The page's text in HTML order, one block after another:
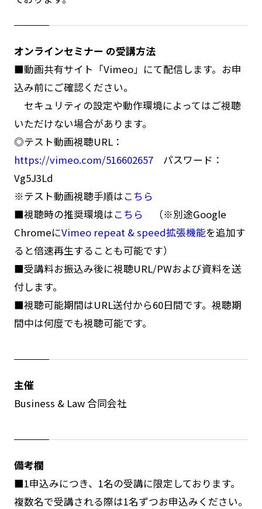
オンラインセミナー の受講方法
■動画共有サイト「Vimeo」にて配信します。お申
込み前にご確認ください。
セキュリティの設定や動作環境によってはご視聴
いただけない場合があります。
◎テスト動画視聴URL：
https://vimeo.com/516602657パスワード：
Vg5J3Ld
※テスト動画視聴手順はこちら
■視聴時の推奨環境はこちら
（※別途Google
ChromeにVimeo repeat & speed拡張機能を追加す
ると倍速再生することも可能です）
■受講料お振込み後に視聴URL/PWおよび資料を送
付します。
■視聴可能期間はURL送付から60日間です。視聴期
間中は何度でも視聴可能です。
主催
Business & Law 合同会社
備考欄
■1申込みにつき、1名の受講に限定しております。
複数名で受講される際は1名ずつお申込みください。